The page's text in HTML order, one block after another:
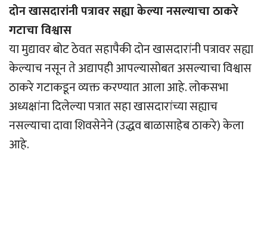
दोन खासदारांनी पत्रावर सह्या केल्या नसल्याचा ठाकरे
गटाचा विश्वास
या मुद्यावर बोट ठेवत सहापैकी दोन खासदारांनी पत्रावर सह्या
केल्याच नसून ते अद्यापही आपल्यासोबत असल्याचा विश्वास
ठाकरे गटाकडून व्यक्त करण्यात आला आहे. लोकसभा
अध्यक्षांना दिलेल्या पत्रात सहा खासदारांच्या सह्याच
नसल्याचा दावा शिवसेनेने (उद्धव बाळासाहेब ठाकरे) केला
आहे.